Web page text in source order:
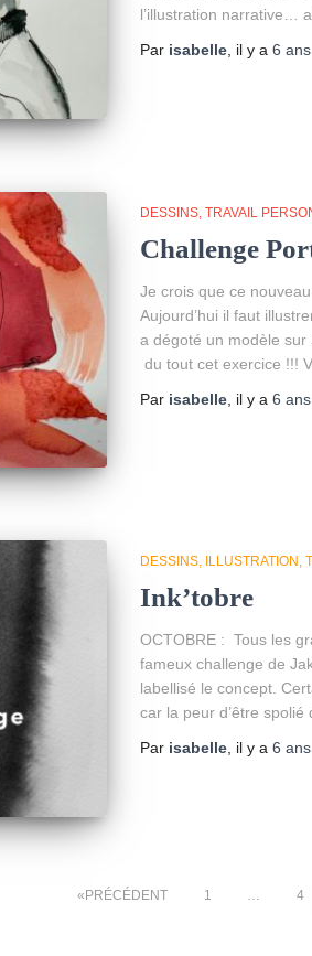
l’illustration narrative…
Par isabelle, il y a 6 ans
DESSINS TRAVAIL
Challenge
Je crois que ce
Aujourd’hui il faut
a dégoté un modèle
du tout cet exercice !!!
Par isabelle, il y a 6 ans
DESSINS ILLUSTRATION
Ink’tobre
OCTOBRE : Tous les
fameux challenge de
labellisé le concept.
car la peur d’être spolié
Par isabelle, il y a 6 ans
PRÉCÉDENT 1 … 4